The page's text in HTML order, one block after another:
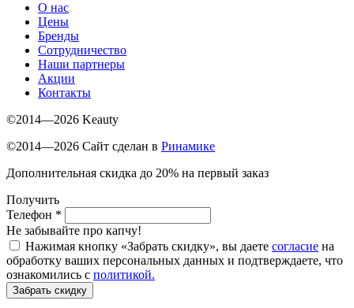
О нас
Цены
Бренды
Сотрудничество
Наши партнеры
Акции
Контакты
©2014—2026 Keauty
©2014—2026 Сайт сделан в Ринамике
Дополнительная скидка до 20% на первый заказ
Получить
Телефон *
Не забывайте про капчу!
Нажимая кнопку «Забрать скидку», вы даете согласие на
обработку ваших персональных данных и подтверждаете, что
ознакомились с политикой.
Забрать скидку